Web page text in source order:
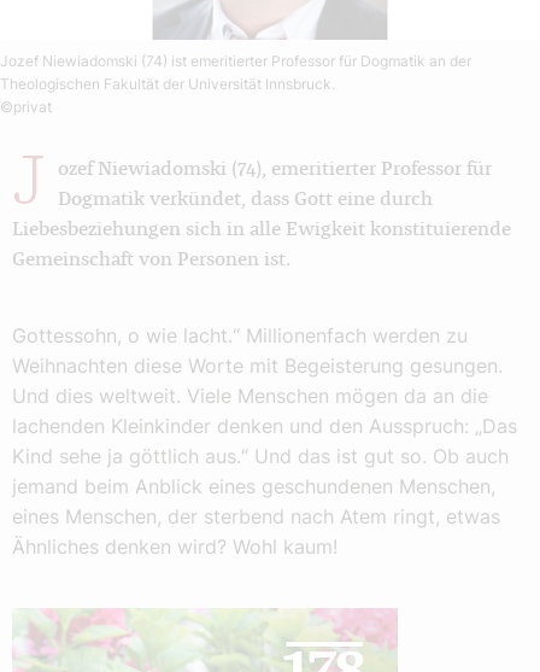
Jozef Niewiadomski (74) ist emeritierter Professor für Dogmatik an der
Theologischen Fakultät der Universität Innsbruck.
©privat
J
ozef Niewiadomski (74), emeritierter Professor für
Dogmatik verkündet, dass Gott eine durch
Liebesbeziehungen sich in alle Ewigkeit konstituierende
Gemeinschaft von Personen ist.
Gottessohn, o wie lacht.“ Millionenfach werden zu
Weihnachten diese Worte mit Begeisterung gesungen.
Und dies weltweit. Viele Menschen mögen da an die
lachenden Kleinkinder denken und den Ausspruch: „Das
Kind sehe ja göttlich aus.“ Und das ist gut so. Ob auch
jemand beim Anblick eines geschundenen Menschen,
eines Menschen, der sterbend nach Atem ringt, etwas
Ähnliches denken wird? Wohl kaum!